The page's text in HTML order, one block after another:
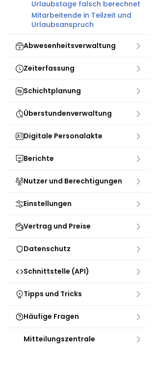
Urlaubstage falsch berechnet
Mitarbeitende in Teilzeit und
Urlaubsanspruch
Abwesenheitsverwaltung
Zeiterfassung
Schichtplanung
Überstundenverwaltung
Digitale Personalakte
Berichte
Nutzer und Berechtigungen
Einstellungen
Vertrag und Preise
Datenschutz
Schnittstelle (API)
Tipps und Tricks
Häufige Fragen
Mitteilungszentrale